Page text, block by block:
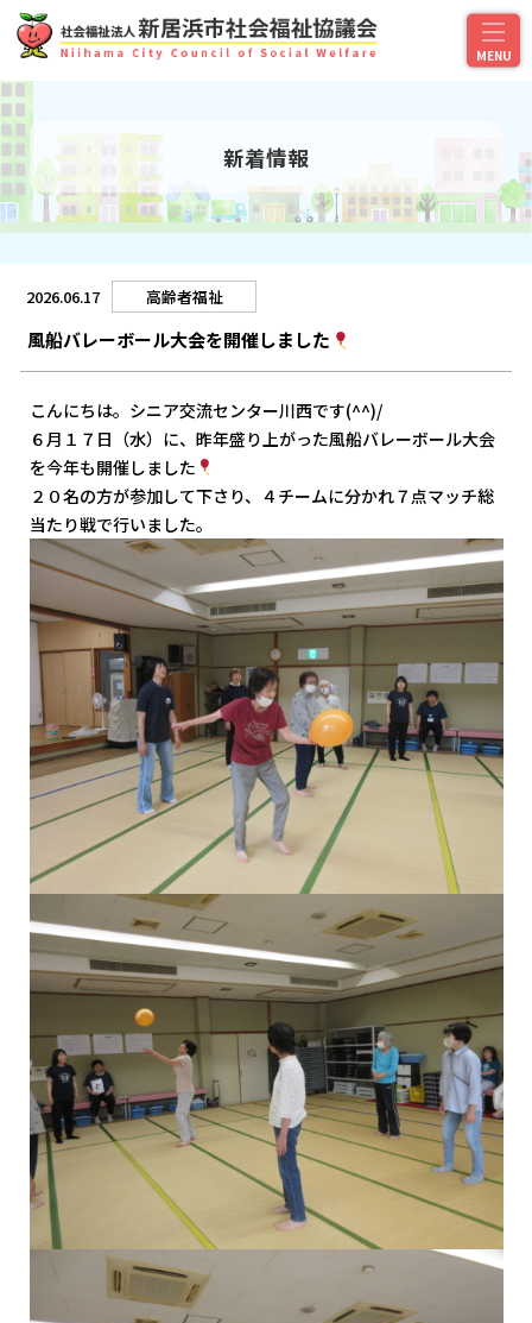
新着情報
2026.06.17 高齢者福祉
風船バレーボール大会を開催しました
こんにちは。シニア交流センター川西です(^^)/
６月１７日（水）に、昨年盛り上がった風船バレーボール大会
を今年も開催しました
２０名の方が参加して下さり、４チームに分かれ７点マッチ総
当たり戦で行いました。